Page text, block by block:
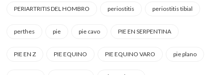
PERIARTRITIS DEL HOMBRO periostitis periostitis tibial
perthes pie pie cavo PIE EN SERPENTINA
PIE EN Z PIE EQUINO PIE EQUINO VARO pie plano